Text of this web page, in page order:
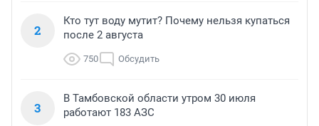
2
Кто тут воду мутит? Почему нельзя купаться
после 2 августа
750 Обсудить
3
В Тамбовской области утром 30 июля
работают 183 АЗС